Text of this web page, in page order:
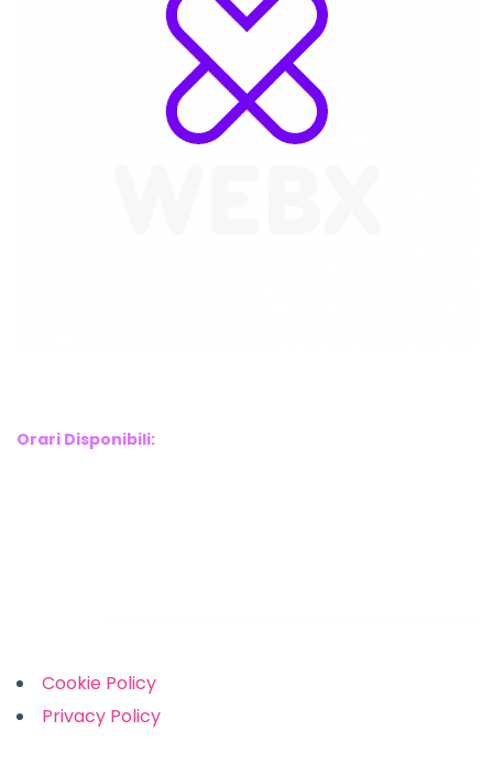
Orari Disponibili:
Cookie Policy
Privacy Policy